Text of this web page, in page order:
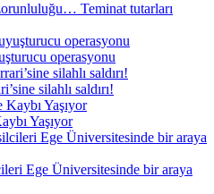
Teminat tutarları
operasyonu
silahlı saldırı!
Yaşıyor
Ege Üniversitesinde bir araya